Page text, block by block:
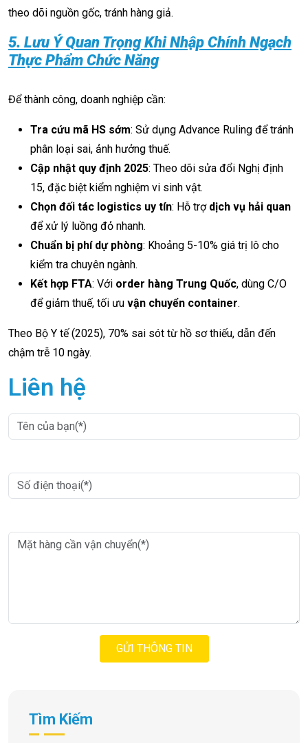
theo dõi nguồn gốc, tránh hàng giả.
5. Lưu Ý Quan Trọng Khi Nhập Chính Ngạch
Thực Phẩm Chức Năng
Để thành công, doanh nghiệp cần:
Tra cứu mã HS sớm: Sử dụng Advance Ruling để tránh
phân loại sai, ảnh hưởng thuế.
Cập nhật quy định 2025: Theo dõi sửa đổi Nghị định
15, đặc biệt kiểm nghiệm vi sinh vật.
Chọn đối tác logistics uy tín: Hỗ trợ dịch vụ hải quan
để xử lý luồng đỏ nhanh.
Chuẩn bị phí dự phòng: Khoảng 5-10% giá trị lô cho
kiểm tra chuyên ngành.
Kết hợp FTA: Với order hàng Trung Quốc, dùng C/O
để giảm thuế, tối ưu vận chuyển container.
Theo Bộ Y tế (2025), 70% sai sót từ hồ sơ thiếu, dẫn đến
chậm trễ 10 ngày.
Liên hệ
Nhập thông tin*
Nhập thông tin*
Nhập thông tin*
GỬI THÔNG TIN
Tìm Kiếm